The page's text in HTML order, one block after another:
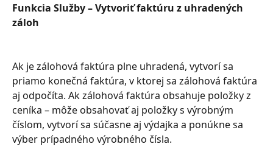
Funkcia Služby – Vytvoriť faktúru z uhradených
záloh
Ak je zálohová faktúra plne uhradená, vytvorí sa
priamo konečná faktúra, v ktorej sa zálohová faktúra
aj odpočíta. Ak zálohová faktúra obsahuje položky z
ceníka – môže obsahovať aj položky s výrobným
číslom, vytvorí sa súčasne aj výdajka a ponúkne sa
výber prípadného výrobného čísla.